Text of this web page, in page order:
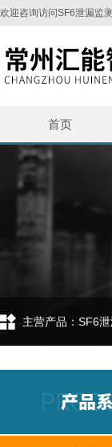
欢迎咨询访问SF6泄漏监
首页